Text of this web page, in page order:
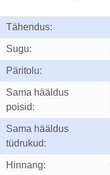
Tähendus:
Sugu:
Päritolu:
Sama hääldus
poisid:
Sama hääldus
tüdrukud:
Hinnang: